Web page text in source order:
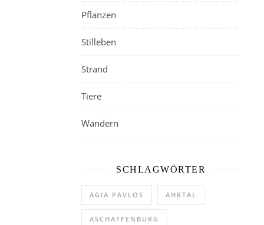
Pflanzen
Stilleben
Strand
Tiere
Wandern
SCHLAGWÖRTER
AGIA PAVLOS AHRTAL
ASCHAFFENBURG